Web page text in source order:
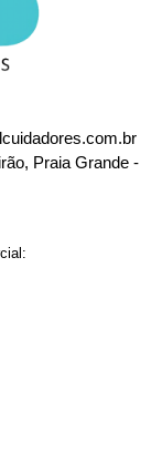
Praia Grande -